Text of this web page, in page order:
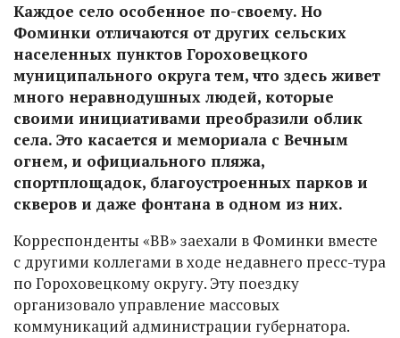
Каждое село особенное по-своему. Но
Фоминки отличаются от других сельских
населенных пунктов Гороховецкого
муниципального округа тем, что здесь живет
много неравнодушных людей, которые
своими инициативами преобразили облик
села. Это касается и мемориала с Вечным
огнем, и официального пляжа,
спортплощадок, благоустроенных парков и
скверов и даже фонтана в одном из них.
Корреспонденты «ВВ» заехали в Фоминки вместе
с другими коллегами в ходе недавнего пресс-тура
по Гороховецкому округу. Эту поездку
организовало управление массовых
коммуникаций администрации губернатора.